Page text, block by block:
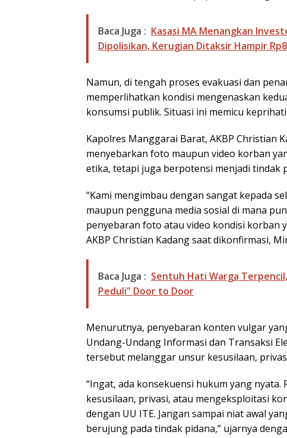
Baca Juga : Kasasi MA Menangkan
Dipolisikan, Kerugian Ditaksir Hampir
Namun, di tengah proses evakuasi dan
memperlihatkan kondisi mengenaskan
konsumsi publik. Situasi ini memicu
Kapolres Manggarai Barat, AKBP Christian
menyebarkan foto maupun video korban
etika, tetapi juga berpotensi menjadi tindak
“Kami mengimbau dengan sangat kepada
maupun pengguna media sosial di mana
penyebaran foto atau video kondisi korban
AKBP Christian Kadang saat dikonfirmasi,
Baca Juga : Sentuh Hati Warga
Peduli" Door to Door
Menurutnya, penyebaran konten vulgar
Undang-Undang Informasi dan Transaksi
tersebut melanggar unsur kesusilaan,
“Ingat, ada konsekuensi hukum yang
kesusilaan, privasi, atau mengeksploitasi
dengan UU ITE. Jangan sampai niat awal
berujung pada tindak pidana,” ujarnya